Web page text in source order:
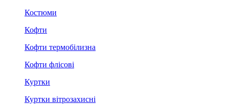
Костюми
Кофти
Кофти термобілизна
Кофти флісові
Куртки
Куртки вітрозахисні